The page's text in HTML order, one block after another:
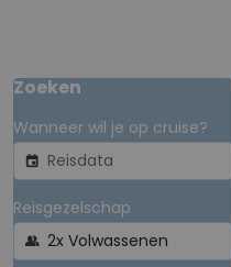
Zoeken
Wanneer wil je op cruise?
event
Reisgezelschap
group